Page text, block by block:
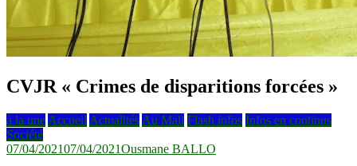
CVJR « Crimes de disparitions forcées »
à la une Accueil Actualités Au Mali Flash infos Infos en continus
Société
07/04/202107/04/2021Ousmane BALLO